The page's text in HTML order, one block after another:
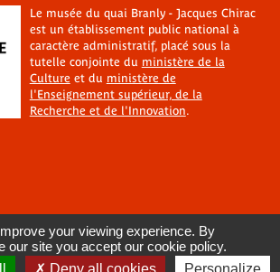
Le musée du quai Branly - Jacques Chirac
est un établissement public national à
caractère administratif, placé sous la
tutelle conjointe du ministère de la
Cultureet du ministère de
l'Enseignement supérieur, de la
Recherche et de l'Innovation.
your viewing experience. By
our site you accept our cookie policy.
Deny all cookies Personalize